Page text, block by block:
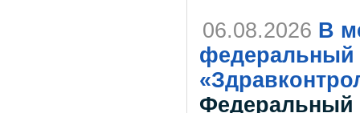
06.08.2026 В
федеральный
Федеральный